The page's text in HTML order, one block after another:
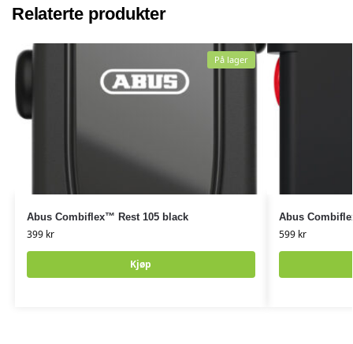
Relaterte produkter
Abus Combiflex™ Rest 105 black
399 kr
Kjøp
På lager
Abus
599 kr